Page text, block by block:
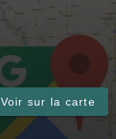
Voir sur la carte